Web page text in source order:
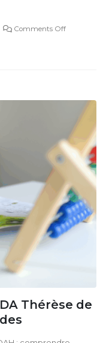
Comments Off
Thérèse de